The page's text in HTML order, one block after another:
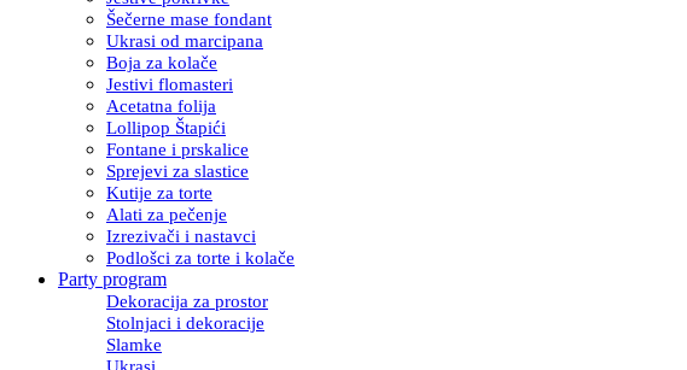
Šečerne mase fondant
Ukrasi od marcipana
Boja za kolače
Jestivi flomasteri
Acetatna folija
Lollipop Štapići
Fontane i prskalice
Sprejevi za slastice
Kutije za torte
Alati za pečenje
Izrezivači i nastavci
Podlošci za torte i kolače
Party program
Dekoracija za prostor
Stolnjaci i dekoracije
Slamke
Ukrasi